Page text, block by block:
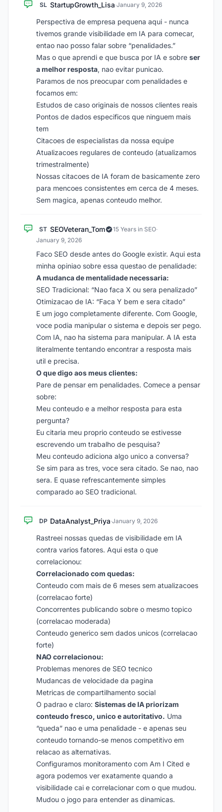
SL StartupGrowth_Lisa·January 9, 2026
Perspectiva de empresa pequena aqui - nunca
tivemos grande visibilidade em IA para comecar,
entao nao posso falar sobre “penalidades.”
Mas o que aprendi e que busca por IA e sobre ser
a melhor resposta, nao evitar punicao.
Paramos de nos preocupar com penalidades e
focamos em:
Estudos de caso originais de nossos clientes reais
Pontos de dados especificos que ninguem mais
tem
Citacoes de especialistas da nossa equipe
Atualizacoes regulares de conteudo (atualizamos
trimestralmente)
Nossas citacoes de IA foram de basicamente zero
para mencoes consistentes em cerca de 4 meses.
Sem magica, apenas conteudo melhor.
ST SEOVeteran_Tom 15 Years in SEO·
January 9, 2026
Faco SEO desde antes do Google existir. Aqui esta
minha opiniao sobre essa questao de penalidade:
A mudanca de mentalidade necessaria:
SEO Tradicional: “Nao faca X ou sera penalizado”
Otimizacao de IA: “Faca Y bem e sera citado”
E um jogo completamente diferente. Com Google,
voce podia manipular o sistema e depois ser pego.
Com IA, nao ha sistema para manipular. A IA esta
literalmente tentando encontrar a resposta mais
util e precisa.
O que digo aos meus clientes:
Pare de pensar em penalidades. Comece a pensar
sobre:
Meu conteudo e a melhor resposta para esta
pergunta?
Eu citaria meu proprio conteudo se estivesse
escrevendo um trabalho de pesquisa?
Meu conteudo adiciona algo unico a conversa?
Se sim para as tres, voce sera citado. Se nao, nao
sera. E quase refrescantemente simples
comparado ao SEO tradicional.
DP DataAnalyst_Priya·January 9, 2026
Rastreei nossas quedas de visibilidade em IA
contra varios fatores. Aqui esta o que
correlacionou:
Correlacionado com quedas:
Conteudo com mais de 6 meses sem atualizacoes
(correlacao forte)
Concorrentes publicando sobre o mesmo topico
(correlacao moderada)
Conteudo generico sem dados unicos (correlacao
forte)
NAO correlacionou:
Problemas menores de SEO tecnico
Mudancas de velocidade da pagina
Metricas de compartilhamento social
O padrao e claro: Sistemas de IA priorizam
conteudo fresco, unico e autoritativo. Uma
“queda” nao e uma penalidade - e apenas seu
conteudo tornando-se menos competitivo em
relacao as alternativas.
Configuramos monitoramento com Am I Cited e
agora podemos ver exatamente quando a
visibilidade cai e correlacionar com o que mudou.
Mudou o jogo para entender as dinamicas.